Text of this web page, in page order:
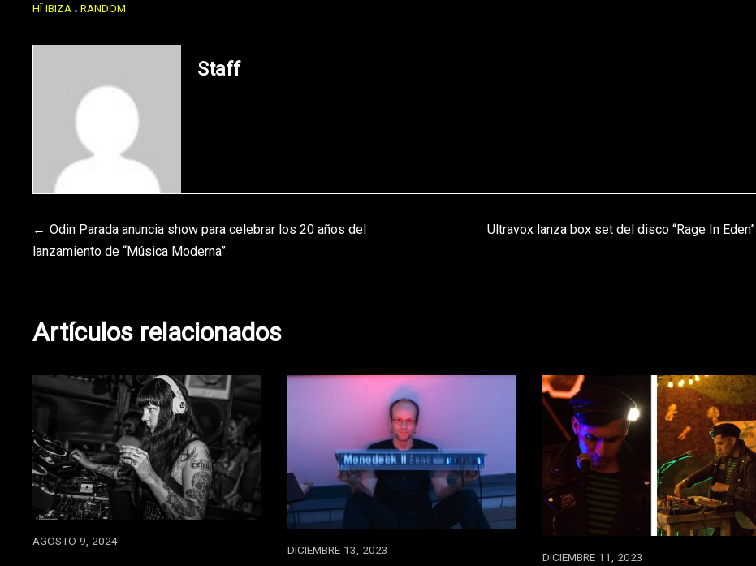
HÏ IBIZA RANDOM
Staff
Navegación
entradas
Odin Parada anuncia show para celebrar los 20 años del
lanzamiento de “Música Moderna”
Ultravox lanza box set del disco “Rage In Eden”
Artículos relacionados
AGOSTO 9, 2024
DICIEMBRE 13, 2023 DICIEMBRE 11, 2023